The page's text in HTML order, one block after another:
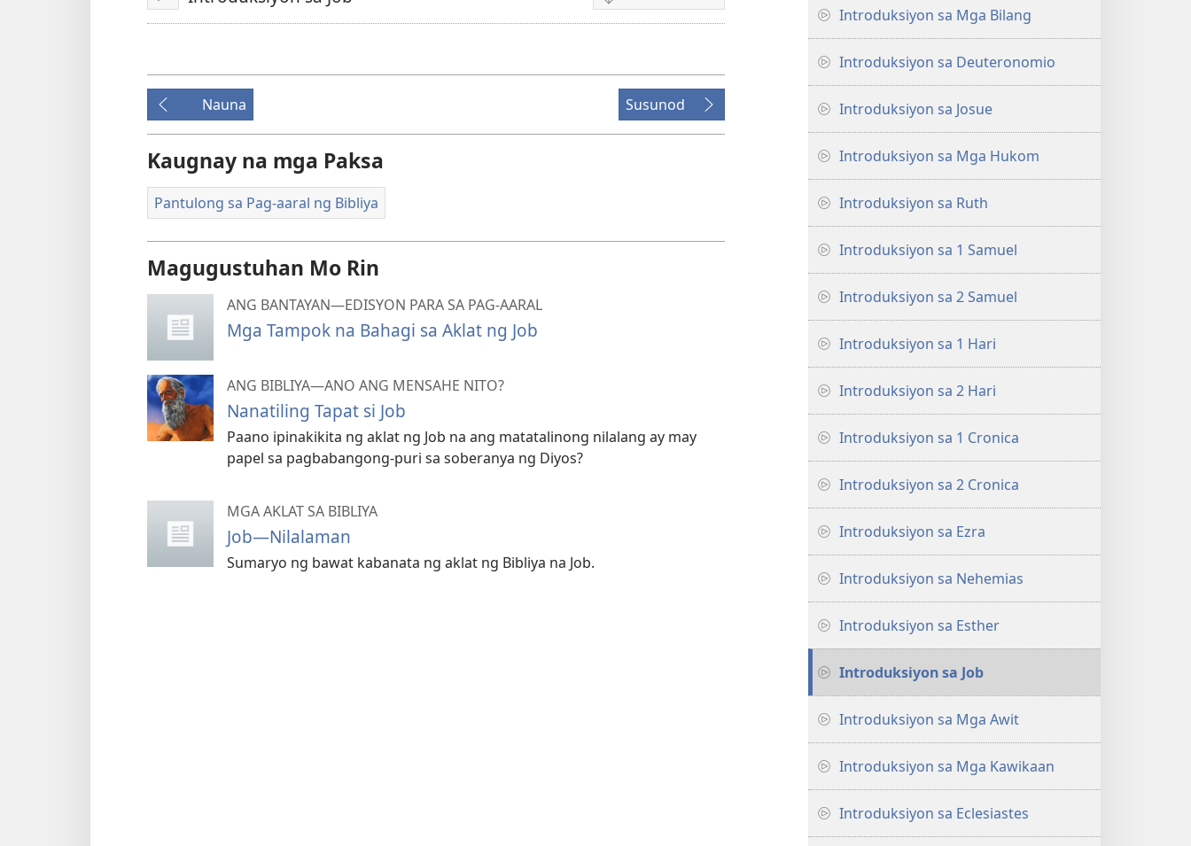
I-
play
Mga
opsiyon
pagda-
download
ng
Nauna Susunod
Kaugnay na mga Paksa
Pantulong sa Pag-aaral ng Bibliya
Magugustuhan Mo Rin
ANG BANTAYAN—EDISYON PARA SA PAG-AARAL
Mga Tampok na Bahagi sa Aklat ng Job
ANG BIBLIYA—ANO ANG MENSAHE NITO?
Nanatiling Tapat si Job
Paano ipinakikita ng aklat ng Job na ang matatalinong nilalang ay may
papel sa pagbabangong-puri sa soberanya ng Diyos?
MGA AKLAT SA BIBLIYA
Job—Nilalaman
Sumaryo ng bawat kabanata ng aklat ng Bibliya na Job.
ng
Bibliya
Introduksiyon sa Mga Bilang
Introduksiyon sa Deuteronomio
Introduksiyon sa Josue
Introduksiyon sa Mga Hukom
Introduksiyon sa Ruth
Introduksiyon sa 1 Samuel
Introduksiyon sa 2 Samuel
Introduksiyon sa 1 Hari
Introduksiyon sa 2 Hari
Introduksiyon sa 1 Cronica
Introduksiyon sa 2 Cronica
Introduksiyon sa Ezra
Introduksiyon sa Nehemias
Introduksiyon sa Esther
Introduksiyon sa Job
Introduksiyon sa Mga Awit
Introduksiyon sa Mga Kawikaan
Introduksiyon sa Eclesiastes